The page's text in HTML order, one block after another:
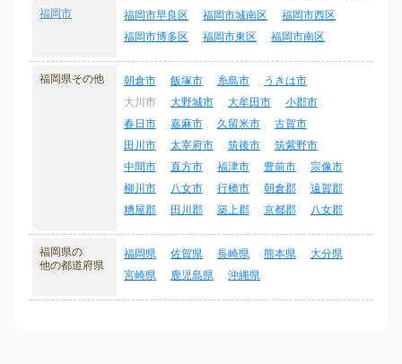
福岡市 福岡市早良区 福岡市城南区
福岡市西区
福岡市博多区
福岡市東区 福岡市南区
福岡県その他 朝倉市 飯塚市 糸島市
うきは市
大川市
大野城市 大牟田市
小郡市
春日市
嘉麻市 久留米市
古賀市
田川市
太宰府市 筑後市
筑紫野市
中間市
直方市 福津市 豊前市
宗像市
柳川市
八女市 行橋市 朝倉郡
遠賀郡
糟屋郡
田川郡 築上郡 京都郡 八女郡
福岡県の
他の都道府県
福岡県 佐賀県 長崎県 熊本県
大分県
宮崎県
鹿児島県 沖縄県